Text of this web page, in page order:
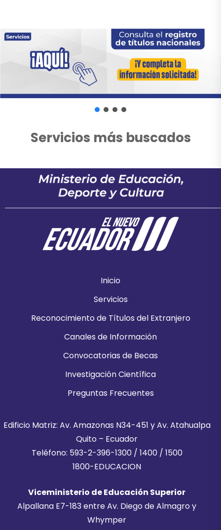
Servicios más buscados
Inicio
Servicios
Reconocimiento de Títulos del Extranjero
Canales de Información
Convocatorias de Becas
Investigación Científica
Preguntas Frecuentes
Edificio Matriz: Av. Amazonas N34-451 y Av. Atahualpa
Quito – Ecuador
Teléfono: 593-2-396-1300 / 1400 / 1500
1800-EDUCACION
Viceministerio de Educación Superior
Alpallana E7-183 entre Av. Diego de Almagro y
Whymper